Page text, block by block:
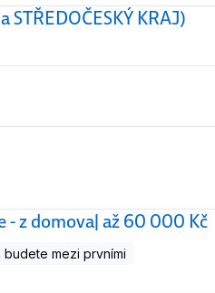
KRAJ)
- z domova| až 60 000 Kč
mezi prvními